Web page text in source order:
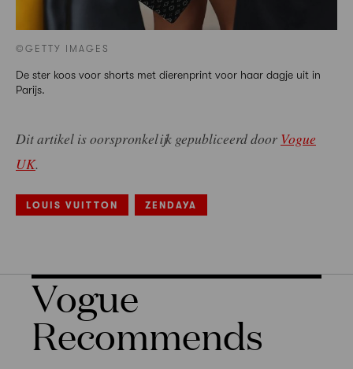
©GETTY IMAGES
De ster koos voor shorts met dierenprint voor haar dagje uit in
Parijs.
Dit artikel is oorspronkelijk gepubliceerd door Vogue
UK.
LOUIS VUITTON ZENDAYA
Vogue
Recommends